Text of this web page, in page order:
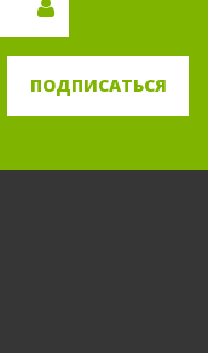
ПОДПИСАТЬСЯ